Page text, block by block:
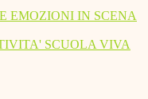
EMOZIONI IN SCENA
SCUOLA VIVA